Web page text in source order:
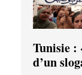
Tunisie :
d’un